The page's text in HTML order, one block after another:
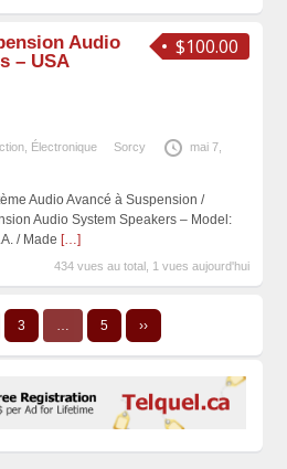
$100.00
Audio
– USA
, Électronique Sorcy
mai 7,
Audio Avancé à Suspension /
Audio System Speakers – Model:
/ Made […]
434 vues au total, 1 vues aujourd'hui
3 … 5 ››